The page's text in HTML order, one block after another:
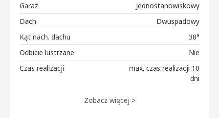
Garaż
Jednostanowiskowy
Dach
Dwuspadowy
Kąt nach. dachu
38°
Odbicie lustrzane
Nie
Czas realizacji
max. czas realizacji 10
dni
Zobacz więcej >